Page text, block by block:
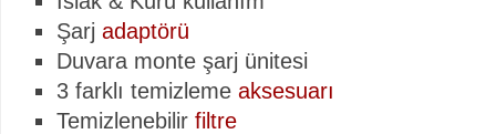
Şarj adaptörü
Duvara monte şarj ünitesi
3 farklı temizleme aksesuarı
Temizlenebilir filtre